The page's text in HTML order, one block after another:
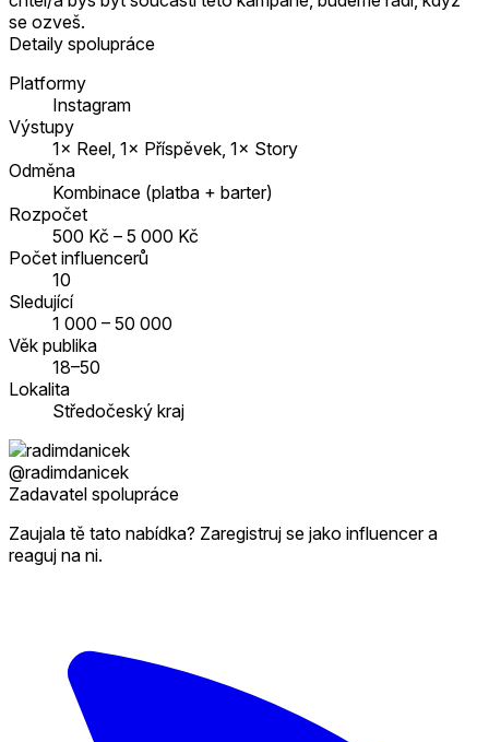
se ozveš.
Detaily spolupráce
Platformy
Instagram
Výstupy
1× Reel, 1× Příspěvek, 1× Story
Odměna
Kombinace (platba + barter)
Rozpočet
500 Kč – 5 000 Kč
Počet influencerů
10
Sledující
1 000 – 50 000
Věk publika
18–50
Lokalita
Středočeský kraj
@radimdanicek
Zadavatel spolupráce
Zaujala tě tato nabídka? Zaregistruj se jako influencer a
reaguj na ni.